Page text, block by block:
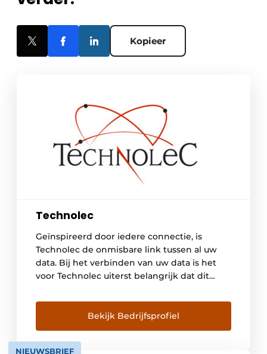
Kopieer
Technolec
Geïnspireerd door iedere connectie, is
Technolec de onmisbare link tussen al uw
data. Bij het verbinden van uw data is het
voor Technolec uiterst belangrijk dat dit
Om dit te realiseren werkt Technolec samen
met Moxa. Technolec levert betrouwbare
netwerken die het mogelijk maakt om
toestellen te connecteren, te laten […]
Bekijk Bedrijfsprofiel
NIEUWSBRIEF